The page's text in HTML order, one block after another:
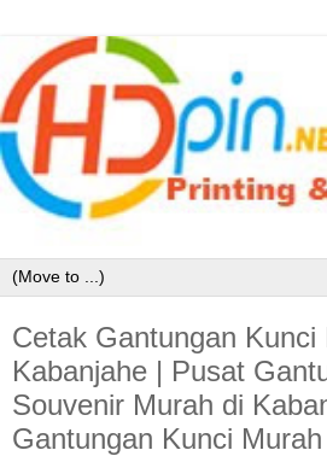
Cetak Gantungan Kunci
Kabanjahe | Pusat
Souvenir Murah di
Gantungan Kunci